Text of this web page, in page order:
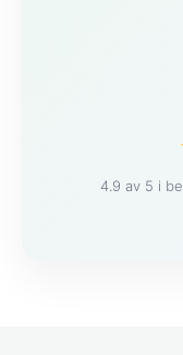
4.9 av 5 i